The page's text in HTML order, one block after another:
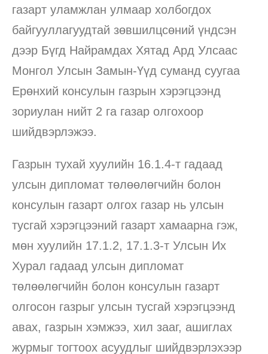
газарт уламжлан улмаар холбогдох
байгууллагуудтай зөвшилцсөний үндсэн
дээр Бүгд Найрамдах Хятад Ард Улсаас
Монгол Улсын Замын-Үүд суманд суугаа
Ерөнхий консулын газрын хэрэгцээнд
зориулан нийт 2 га газар олгохоор
шийдвэрлэжээ.
Газрын тухай хуулийн 16.1.4-т гадаад
улсын дипломат төлөөлөгчийн болон
консулын газарт олгох газар нь улсын
тусгай хэрэгцээний газарт хамаарна гэж,
мөн хуулийн 17.1.2, 17.1.3-т Улсын Их
Хурал гадаад улсын дипломат
төлөөлөгчийн болон консулын газарт
олгосон газрыг улсын тусгай хэрэгцээнд
авах, газрын хэмжээ, хил зааг, ашиглах
журмыг тогтоох асуудлыг шийдвэрлэхээр